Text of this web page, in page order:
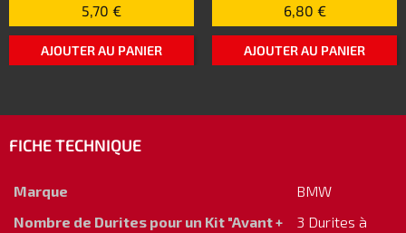
5,70 €
AJOUTER AU PANIER
6,80 €
AJOUTER AU PANIER
FICHE TECHNIQUE
Marque
BMW
Nombre de Durites pour un Kit "Avant +
3 Durites à